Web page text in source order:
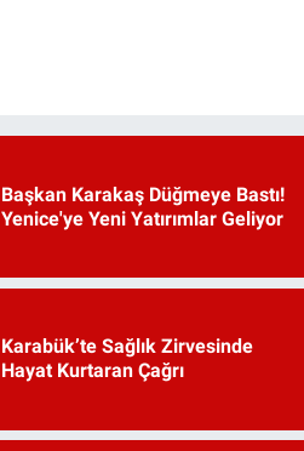
Başkan Karakaş Düğmeye Bastı!
Yenice'ye Yeni Yatırımlar Geliyor
Karabük’te Sağlık Zirvesinde
Hayat Kurtaran Çağrı